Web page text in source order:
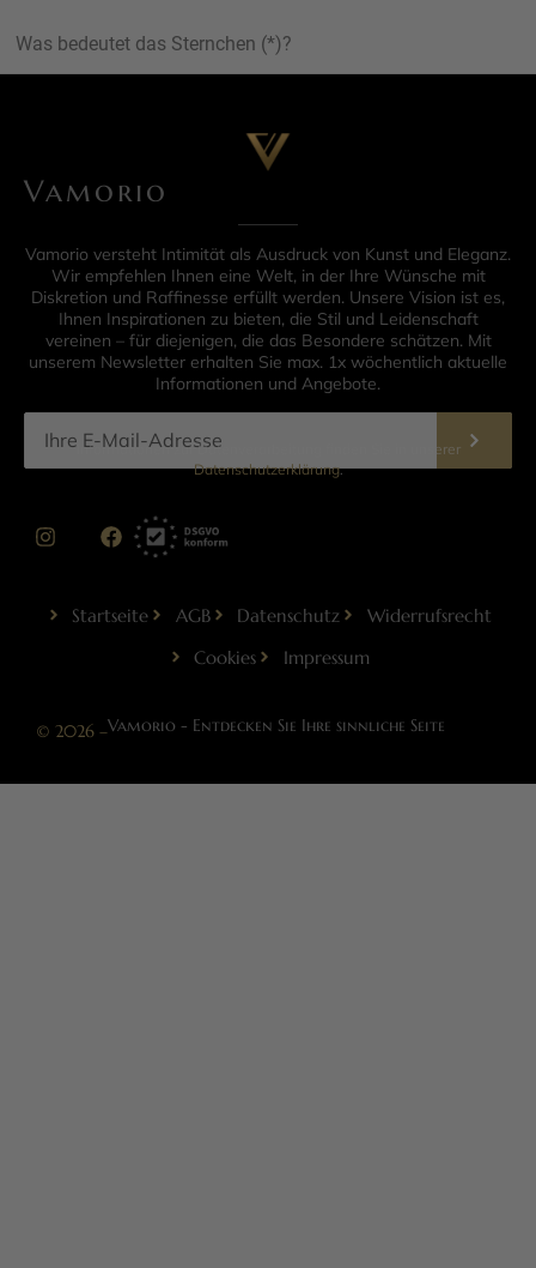
Was bedeutet das Sternchen (*)?
Vamorio
Vamorio versteht Intimität als Ausdruck von Kunst und Eleganz.
Wir empfehlen Ihnen eine Welt, in der Ihre Wünsche mit
Diskretion und Raffinesse erfüllt werden. Unsere Vision ist es,
Ihnen Inspirationen zu bieten, die Stil und Leidenschaft
vereinen – für diejenigen, die das Besondere schätzen. Mit
unserem Newsletter erhalten Sie max. 1x wöchentlich aktuelle
Informationen und Angebote.
Informationen zur Datenverarbeitung finden Sie in unserer
Datenschutzerklärung.
Startseite AGB Datenschutz
Widerrufsrecht
Cookies
Impressum
© 2026 –Vamorio - Entdecken Sie Ihre sinnliche Seite